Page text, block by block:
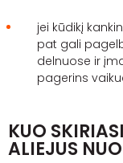
jei kūdikį
pat gali
delnuose ir
pagerins
KUO
ALIEJUS